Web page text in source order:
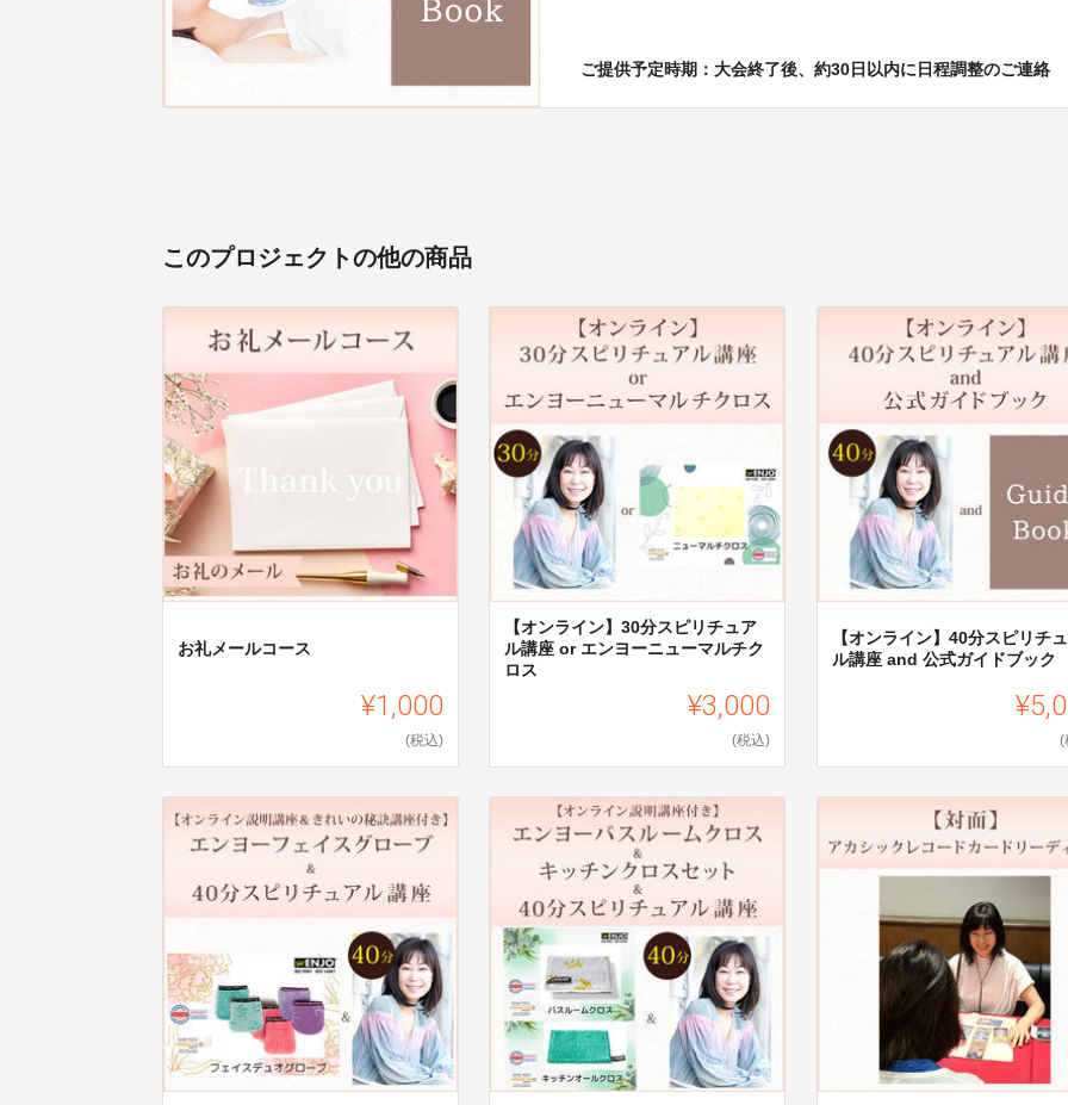
ご提供予定時期：大会終了後、約30日以内に日程調整のご連絡
このプロジェクトの他の商品
お礼メールコース
¥1,000
(税込)
【オンライン】30分スピリチュア
ル講座 or エンヨーニューマルチク
ロス
¥3,000
(税込)
【オンライン】40分スピリチ
ル講座 and 公式ガイドブック
(